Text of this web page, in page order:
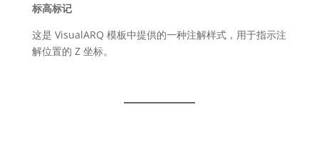
标高标记
这是 VisualARQ 模板中提供的一种注解样式，用于指示注
解位置的 Z 坐标。